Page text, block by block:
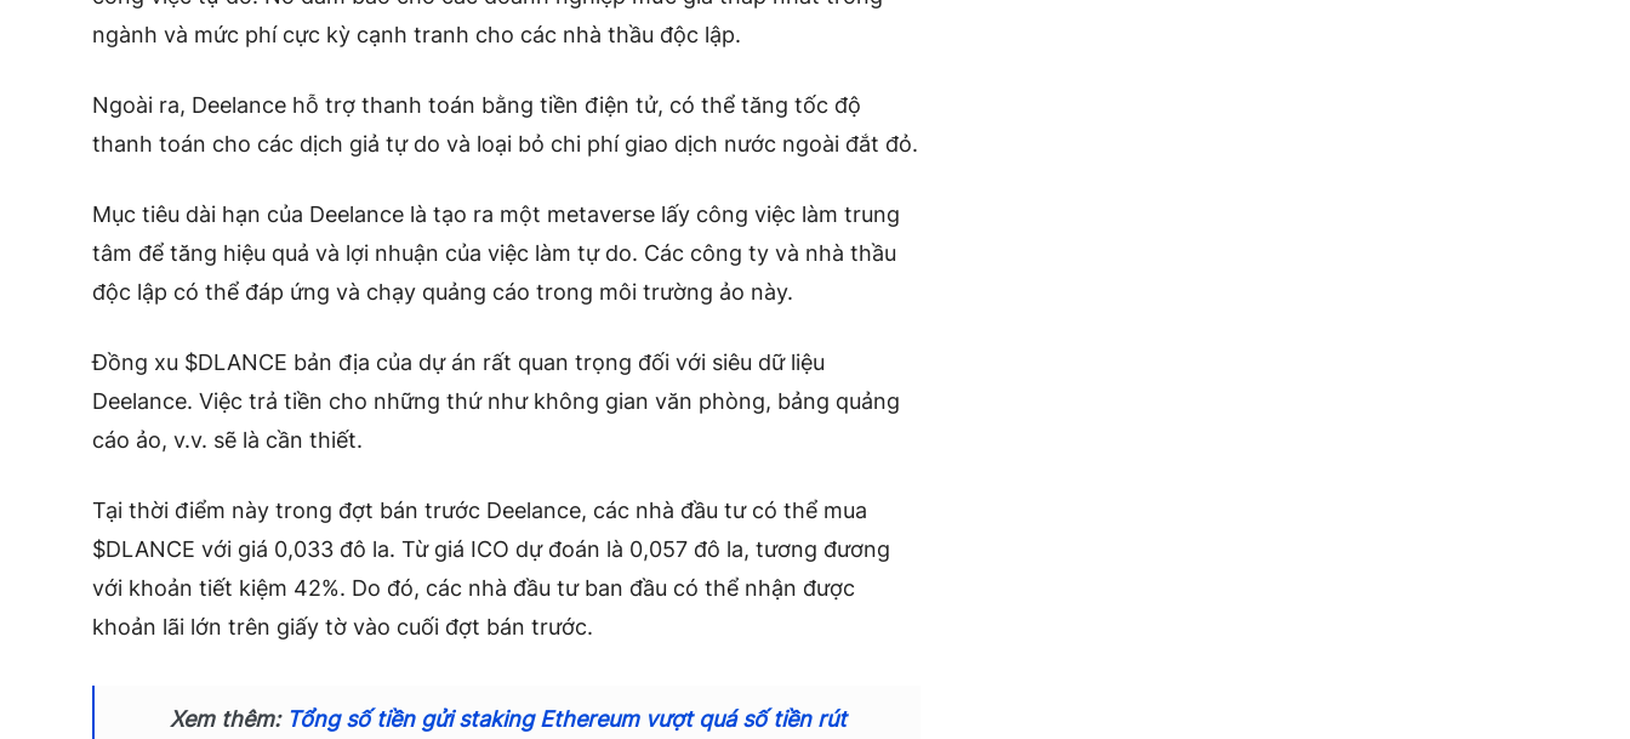
ngành và mức phí cực kỳ cạnh tranh cho các nhà thầu độc lập.
Ngoài ra, Deelance hỗ trợ thanh toán bằng tiền điện tử, có thể tăng tốc độ
thanh toán cho các dịch giả tự do và loại bỏ chi phí giao dịch nước ngoài đắt đỏ.
Mục tiêu dài hạn của Deelance là tạo ra một metaverse lấy công việc làm trung
tâm để tăng hiệu quả và lợi nhuận của việc làm tự do. Các công ty và nhà thầu
độc lập có thể đáp ứng và chạy quảng cáo trong môi trường ảo này.
Đồng xu $DLANCE bản địa của dự án rất quan trọng đối với siêu dữ liệu
Deelance. Việc trả tiền cho những thứ như không gian văn phòng, bảng quảng
cáo ảo, v.v. sẽ là cần thiết.
Tại thời điểm này trong đợt bán trước Deelance, các nhà đầu tư có thể mua
$DLANCE với giá 0,033 đô la. Từ giá ICO dự đoán là 0,057 đô la, tương đương
với khoản tiết kiệm 42%. Do đó, các nhà đầu tư ban đầu có thể nhận được
khoản lãi lớn trên giấy tờ vào cuối đợt bán trước.
Xem thêm: Tổng số tiền gửi staking Ethereum vượt quá số tiền rút